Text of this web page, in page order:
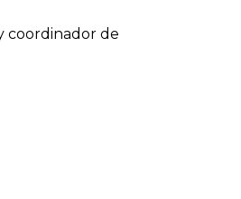
coordinador de